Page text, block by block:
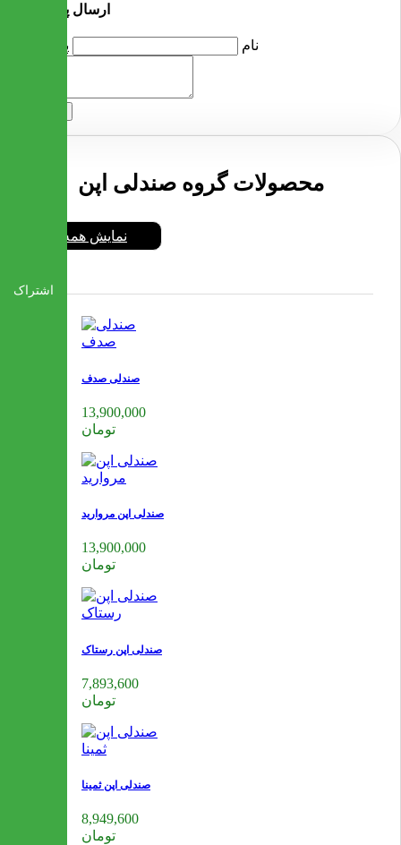
ارسال پرسش
نام پرسش
محصولات گروه صندلی اپن
نمایش همه
صندلی صدف
13,900,000
تومان
صندلی اپن مروارید
13,900,000
تومان
صندلی اپن رستاک
7,893,600
تومان
صندلی اپن ثمینا
8,949,600
تومان
اشتراک